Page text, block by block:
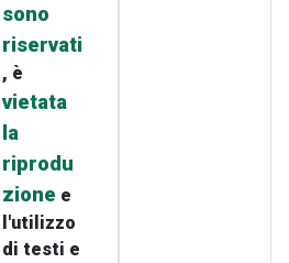
sono
riservati
, è
vietata
la
riprodu
zione e
l'utilizzo
di testi e